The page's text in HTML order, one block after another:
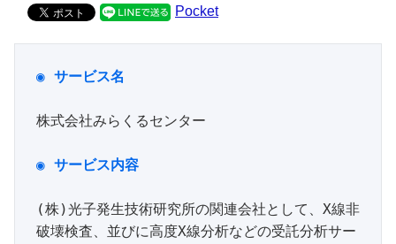
Pocket
◉ サービス名
株式会社みらくるセンター
(株)光子発生技術研究所の関連会社として、X線非
破壊検査、並びに高度X線分析などの受託分析サー